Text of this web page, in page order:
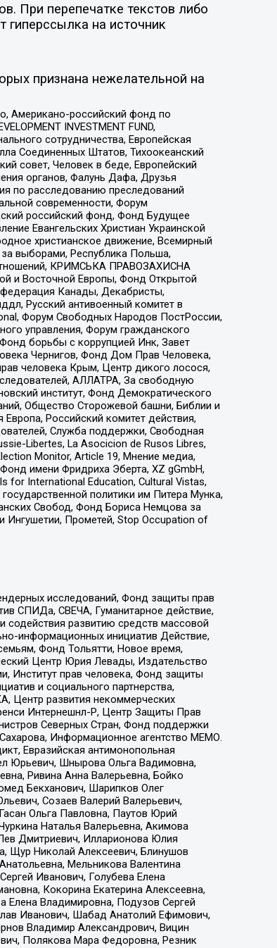
При перепечатке текстов либо
гиперссылка на источник
признана нежелательной на
Американо-российский фонд по
INVESTMENT FUND,
сотрудничества, Европейская
Соединенных Штатов, Тихоокеанский
совет, Человек в беде, Европейский
органов, Фалунь Дафа, Друзья
по расследованию преследований
современности, Форум
российский фонд, Фонд Будущее
Евангельских Христиан Украинской
христианское движение, Всемирный
выборами, Республика Польша,
КРИМСЬКА ПРАВОЗАХИСНА
и Восточной Европы, Фонд Открытой
федерация Канады, Декабристы,
Русский антивоенный комитет в
Форум Свободных Народов ПостРоссии,
управления, Форум гражданского
борьбы с коррупцией Инк, Завет
Чернигов, Фонд Дом Прав Человека,
человека Крым, Центр дикого лосося,
АЛЛАТРА, За свободную
институт, Фонд Демократического
Общество Сторожевой башни, Библии и
Российский комитет действия,
Служба поддержки, Свободная
Libertes, La Asocicion de Rusos Libres,
Monitor, Article 19, Мнение медиа,
имени Фридриха Эберта, XZ gGmbH,
for International Education, Cultural Vistas,
политики им Питера Мунка,
Свобод, Фонд Бориса Немцова за
Ингушетии, Прометей, Stop Occupation of
исследований, Фонд защиты прав
СПИДа, СВЕЧА, Гуманитарное действие,
развитию средств массовой
информационных инициатив Действие,
Фонд Тольятти, Новое время,
Центр Юрия Левады, Издательство
Институт прав человека, Фонд защиты
и социального партнерства,
Центр развития некоммерческих
Интернешнл-Р, Центр Защиты Прав
Северных Стран, Фонд поддержки
Информационное агентство МЕМО.
Евразийская антимонопольная
Юрьевич, Шнырова Ольга Вадимовна,
Ривина Анна Валерьевна, Бойко
Бекханович, Шарипков Олег
Созаев Валерий Валерьевич,
Ольга Павловна, Паутов Юрий
Наталья Валерьевна, Акимова
Дмитриевич, Илларионова Юлия
Щур Николай Алексеевич, Блинушов
Мельникова Валентина
Иванович, Голубева Елена
Кокорина Екатерина Алексеевна,
Владимировна, Подузов Сергей
Иванович, Шабад Анатолий Ефимович,
Владимир Александрович, Вицин
Полякова Мара Федоровна, Резник